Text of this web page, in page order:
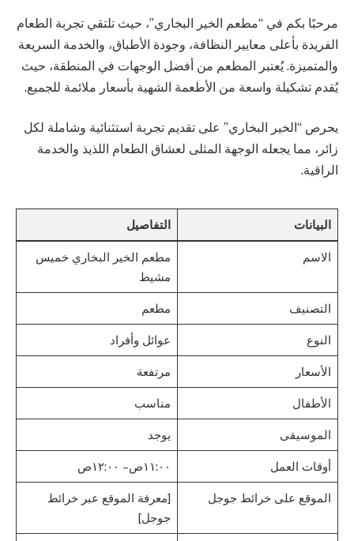
مرحبًا بكم في “مطعم الخير البخاري”، حيث تلتقي تجربة الطعام
الفريدة بأعلى معايير النظافة، وجودة الأطباق، والخدمة السريعة
والمتميزة. يُعتبر المطعم من أفضل الوجهات في المنطقة، حيث
يُقدم تشكيلة واسعة من الأطعمة الشهية بأسعار ملائمة للجميع.
يحرص “الخير البخاري” على تقديم تجربة استثنائية وشاملة لكل
زائر، مما يجعله الوجهة المثلى لعشاق الطعام اللذيذ والخدمة
الراقية.
البيانات التفاصيل
الاسم
مطعم الخير البخاري خميس
مشيط
التصنيف مطعم
النوع عوائل وأفراد
الأسعار مرتفعة
الأطفال مناسب
الموسيقى يوجد
أوقات العمل ١١:٠٠ص – ١٢:٠٠ص
الموقع على خرائط جوجل
[معرفة الموقع عبر خرائط
جوجل]